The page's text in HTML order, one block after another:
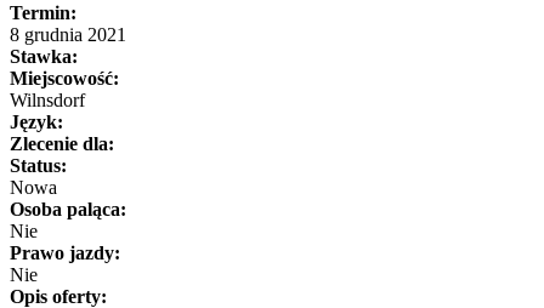
Termin:
8 grudnia 2021
Stawka:
Miejscowość:
Wilnsdorf
Język:
Zlecenie dla:
Status:
Nowa
Osoba paląca:
Nie
Prawo jazdy:
Nie
Opis oferty: